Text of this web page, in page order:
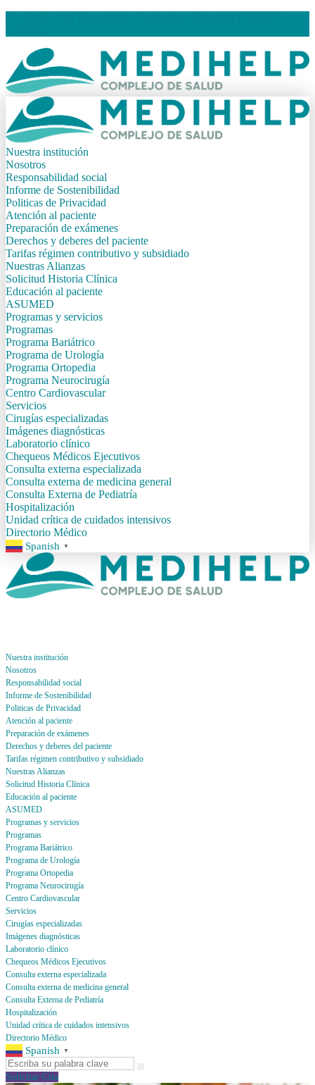
Nuestra institución
Nosotros
Responsabilidad social
Informe de Sostenibilidad
Politicas de Privacidad
Atención al paciente
Preparación de exámenes
Derechos y deberes del paciente
Tarifas régimen contributivo y subsidiado
Nuestras Alianzas
Solicitud Historia Clínica
Educación al paciente
ASUMED
Programas y servicios
Programas
Programa Bariátrico
Programa de Urología
Programa Ortopedia
Programa Neurocirugía
Centro Cardiovascular
Servicios
Cirugías especializadas
Imágenes diagnósticas
Laboratorio clínico
Chequeos Médicos Ejecutivos
Consulta externa especializada
Consulta externa de medicina general
Consulta Externa de Pediatría
Hospitalización
Unidad crítica de cuidados intensivos
Directorio Médico
Spanish ▼
Nuestra institución
Nosotros
Responsabilidad social
Informe de Sostenibilidad
Politicas de Privacidad
Atención al paciente
Preparación de exámenes
Derechos y deberes del paciente
Tarifas régimen contributivo y subsidiado
Nuestras Alianzas
Solicitud Historia Clínica
Educación al paciente
ASUMED
Programas y servicios
Programas
Programa Bariátrico
Programa de Urología
Programa Ortopedia
Programa Neurocirugía
Centro Cardiovascular
Servicios
Cirugías especializadas
Imágenes diagnósticas
Laboratorio clínico
Chequeos Médicos Ejecutivos
Consulta externa especializada
Consulta externa de medicina general
Consulta Externa de Pediatría
Hospitalización
Unidad crítica de cuidados intensivos
Directorio Médico
Spanish ▼
Solicitar Cita